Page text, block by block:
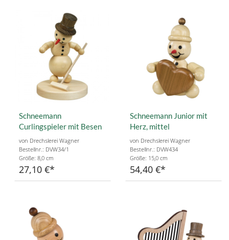
Schneemann
Curlingspieler mit Besen
von Drechslerei Wagner
Bestellnr.: DVW34/1
Größe: 8,0 cm
27,10 €
Schneemann Junior mit
Herz, mittel
von Drechslerei Wagner
Bestellnr.: DVW434
Größe: 15,0 cm
54,40 €